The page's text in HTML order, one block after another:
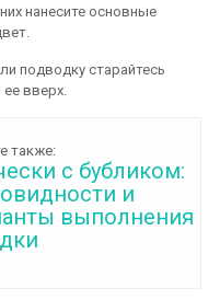
нанесите основные
подводку старайтесь
вверх.
также:
с бубликом:
и
выполнения